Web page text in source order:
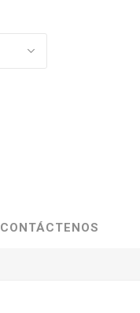
CONTÁCTENOS